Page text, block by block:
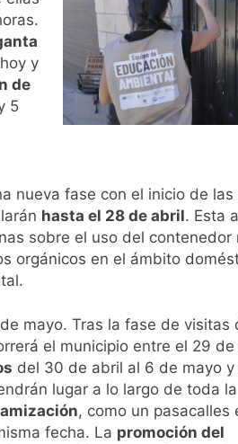
y
de
5
nueva fase con el inicio de las
hasta el 28 de abril. Esta
sobre el uso del contenedor
orgánicos en el ámbito
mayo. Tras la fase de visitas
el municipio entre el 29
del 30 de abril al 6 de mayo y
lugar a lo largo de toda
, como un pasacalles
fecha. La promoción del